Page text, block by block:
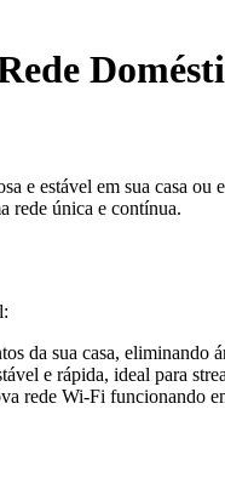
e estável em sua casa
rede única e contínua.
da sua casa, eliminando
e rápida, ideal para
rede Wi-Fi funcionando